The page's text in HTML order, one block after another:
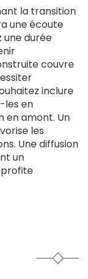
la transition
une écoute
une durée
couvre
inclure
les en
en amont. Un
les
Une diffusion
un